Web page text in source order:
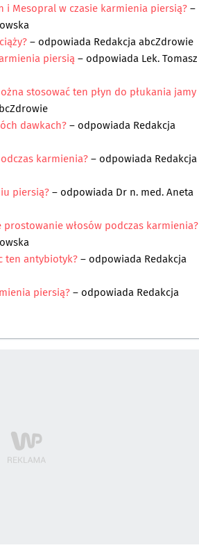
i Mesopral w czasie karmienia piersią?–
– odpowiada Redakcja abcZdrowie
piersią– odpowiada Lek. Tomasz
stosować ten płyn do płukania jamy
dawkach?– odpowiada Redakcja
karmienia?– odpowiada Redakcja
piersią?– odpowiada Dr n. med. Aneta
włosów podczas karmienia?
ten antybiotyk?– odpowiada Redakcja
piersią?– odpowiada Redakcja